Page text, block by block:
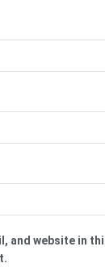
and website in